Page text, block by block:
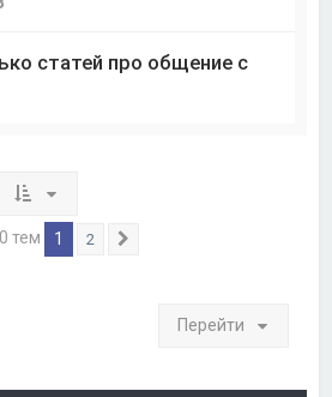
статей про общение с
тем 1 2
Перейти